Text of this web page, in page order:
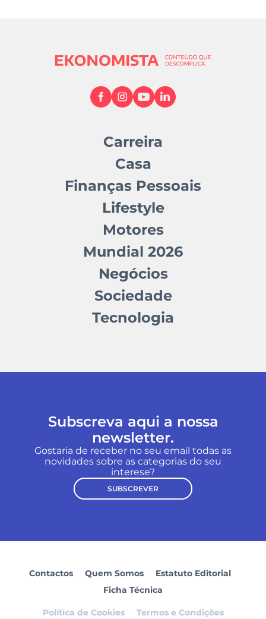
Carreira
Casa
Finanças Pessoais
Lifestyle
Motores
Mundial 2026
Negócios
Sociedade
Tecnologia
Subscreva aqui a nossa
newsletter.
Gostaria de receber no seu email todas as
novidades sobre as categorias do seu
interese?
SUBSCREVER
Contactos Quem Somos
Estatuto Editorial
Ficha Técnica
Política de Cookies Termos e Condições